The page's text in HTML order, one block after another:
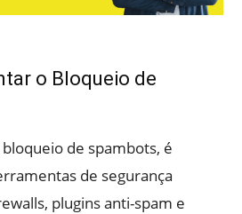
o Bloqueio de
de spambots, é
de segurança
plugins anti-spam e